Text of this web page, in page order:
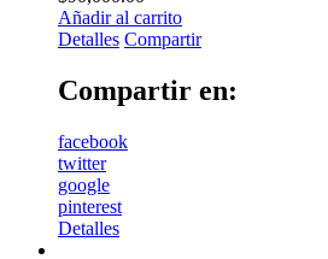
Añadir al carrito
Detalles Compartir
Compartir en:
facebook
twitter
google
pinterest
Detalles